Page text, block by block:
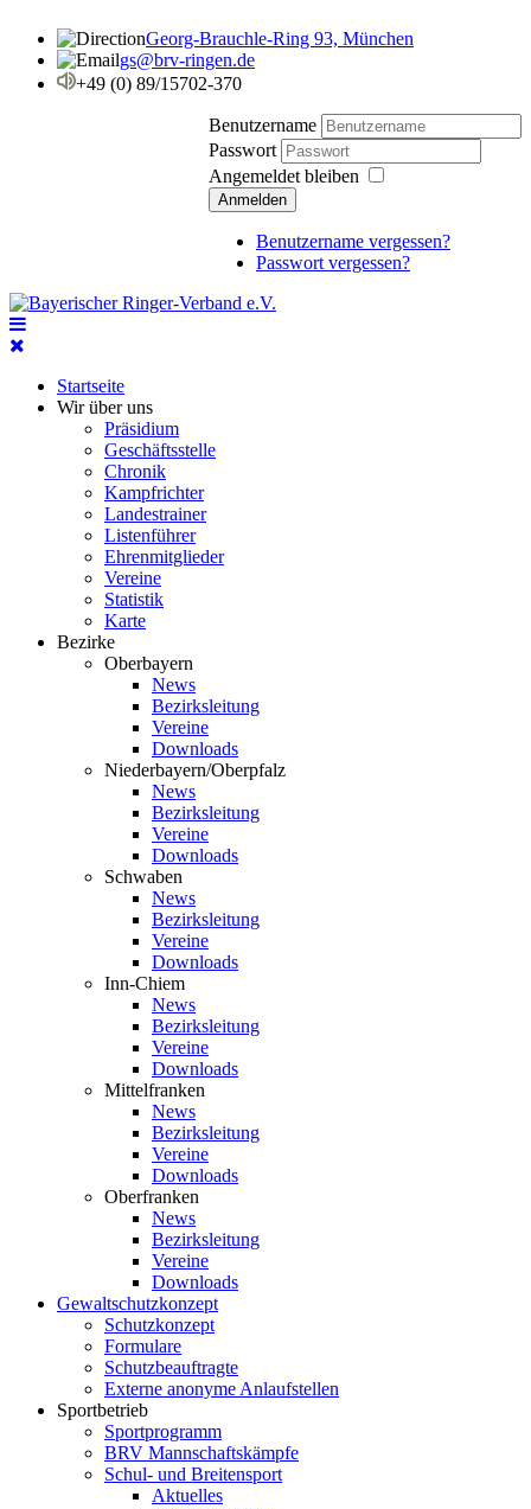
Georg-Brauchle-Ring 93, München
gs@brv-ringen.de
+49 (0) 89/15702-370
Benutzername
Passwort
Angemeldet bleiben
Anmelden
Benutzername vergessen?
Passwort vergessen?
Startseite
Wir über uns
Präsidium
Geschäftsstelle
Chronik
Kampfrichter
Landestrainer
Listenführer
Ehrenmitglieder
Vereine
Statistik
Karte
Bezirke
Oberbayern
News
Bezirksleitung
Vereine
Downloads
Niederbayern/Oberpfalz
News
Bezirksleitung
Vereine
Downloads
Schwaben
News
Bezirksleitung
Vereine
Downloads
Inn-Chiem
News
Bezirksleitung
Vereine
Downloads
Mittelfranken
News
Bezirksleitung
Vereine
Downloads
Oberfranken
News
Bezirksleitung
Vereine
Downloads
Gewaltschutzkonzept
Schutzkonzept
Formulare
Schutzbeauftragte
Externe anonyme Anlaufstellen
Sportbetrieb
Sportprogramm
BRV Mannschaftskämpfe
Schul- und Breitensport
Aktuelles